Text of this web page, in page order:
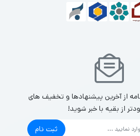
از آخرین پیشنهادها و تخفیف های
از بقیه با خبر شوید!
ثبت نام